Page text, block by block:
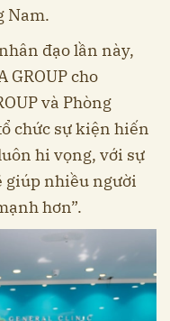
Nam.
đạo lần này,
GROUP cho
và Phòng
chức sự kiện hiến
hi vọng, với sự
giúp nhiều người
hơn”.